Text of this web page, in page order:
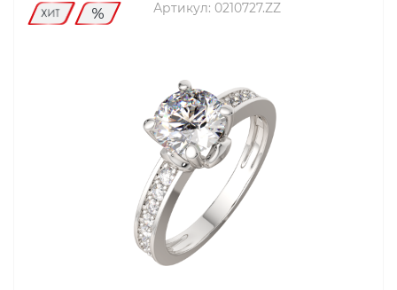
Артикул: 0210727.ZZ